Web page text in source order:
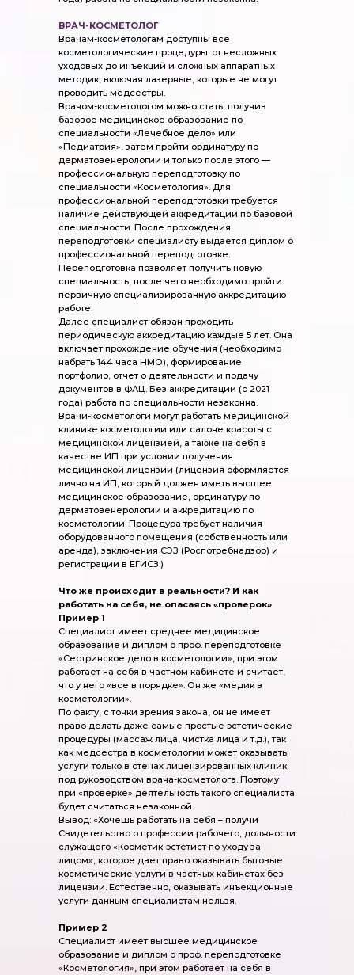
ВРАЧ-КОСМЕТОЛОГ
Врачам-косметологам доступны все
косметологические процедуры: от несложных
уходовых до инъекций и сложных аппаратных
методик, включая лазерные, которые не могут
проводить медсёстры.
Врачом-косметологом можно стать, получив
базовое медицинское образование по
специальности «Лечебное дело» или
«Педиатрия», затем пройти ординатуру по
дерматовенерологии и только после этого —
профессиональную переподготовку по
специальности «Косметология». Для
профессиональной переподготовки требуется
наличие действующей аккредитации по базовой
специальности. После прохождения
переподготовки специалисту выдается диплом о
профессиональной переподготовке.
Переподготовка позволяет получить новую
специальность, после чего необходимо пройти
первичную специализированную аккредитацию
работе.
Далее специалист обязан проходить
периодическую аккредитацию каждые 5 лет. Она
включает прохождение обучения (необходимо
набрать 144 часа НМО), формирование
портфолио, отчет о деятельности и подачу
документов в ФАЦ. Без аккредитации (с 2021
года) работа по специальности незаконна.
Врачи-косметологи могут работать медицинской
клинике косметологии или салоне красоты с
медицинской лицензией, а также на себя в
качестве ИП при условии получения
медицинской лицензии (лицензия оформляется
лично на ИП, который должен иметь высшее
медицинское образование, ординатуру по
дерматовенерологии и аккредитацию по
косметологии. Процедура требует наличия
оборудованного помещения (собственность или
аренда), заключения СЭЗ (Роспотребнадзор) и
регистрации в ЕГИСЗ.)
Что же происходит в реальности? И как
работать на себя, не опасаясь «проверок»
Пример 1
Специалист имеет среднее медицинское
образование и диплом о проф. переподготовке
«Сестринское дело в косметологии», при этом
работает на себя в частном кабинете и считает,
что у него «все в порядке». Он же «медик в
косметологии».
По факту, с точки зрения закона, он не имеет
право делать даже самые простые эстетические
процедуры (массаж лица, чистка лица и т.д.), так
как медсестра в косметологии может оказывать
услуги только в стенах лицензированных клиник
под руководством врача-косметолога. Поэтому
при «проверке» деятельность такого специалиста
будет считаться незаконной.
Вывод: «Хочешь работать на себя – получи
Свидетельство о профессии рабочего, должности
служащего «Косметик-эстетист по уходу за
лицом», которое дает право оказывать бытовые
косметические услуги в частных кабинетах без
лицензии. Естественно, оказывать инъекционные
услуги данным специалистам нельзя.
Пример 2
Специалист имеет высшее медицинское
образование и диплом о проф. переподготовке
«Косметология», при этом работает на себя в